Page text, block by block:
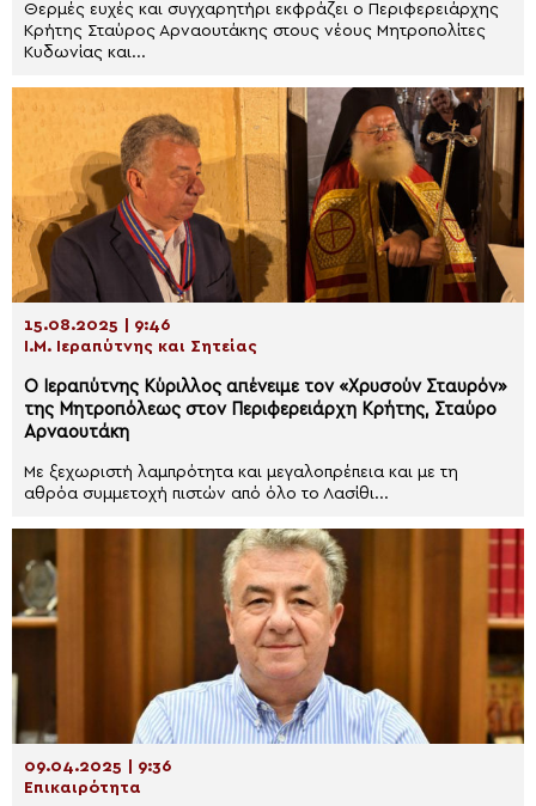
Θερμές ευχές και συγχαρητήρι εκφράζει ο Περιφερειάρχης
Κρήτης Σταύρος Αρναουτάκης στους νέους Μητροπολίτες
Κυδωνίας και...
15.08.2025 | 9:46
Ι.Μ. Ιεραπύτνης και Σητείας
Ο Ιεραπύτνης Κύριλλος απένειμε τον «Χρυσούν Σταυρόν»
της Μητροπόλεως στον Περιφερειάρχη Κρήτης, Σταύρο
Αρναουτάκη
Mε ξεχωριστή λαμπρότητα και μεγαλοπρέπεια και με τη
αθρόα συμμετοχή πιστών από όλο το Λασίθι...
09.04.2025 | 9:36
Επικαιρότητα